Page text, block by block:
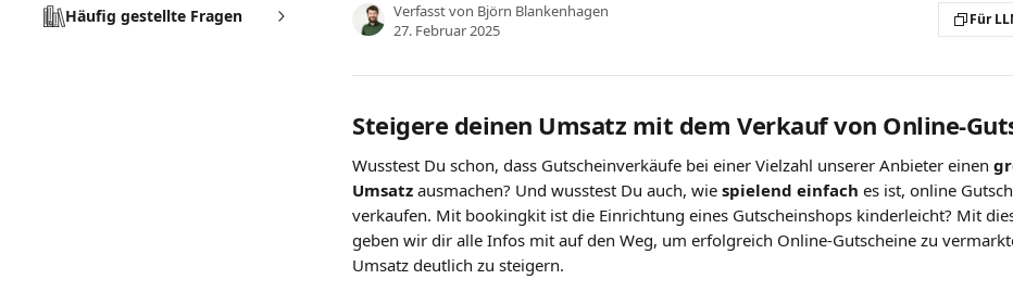
Häufig gestellte Fragen
Verfasst von Björn Blankenhagen
27. Februar 2025
Für
Steigere deinen Umsatz mit dem Verkauf von Online-
Wusstest Du schon, dass Gutscheinverkäufe bei einer Vielzahl unserer Anbieter einen
Umsatz ausmachen? Und wusstest Du auch, wie spielend einfach es ist, online
verkaufen. Mit bookingkit ist die Einrichtung eines Gutscheinshops kinderleicht? Mit
geben wir dir alle Infos mit auf den Weg, um erfolgreich Online-Gutscheine zu
Umsatz deutlich zu steigern.